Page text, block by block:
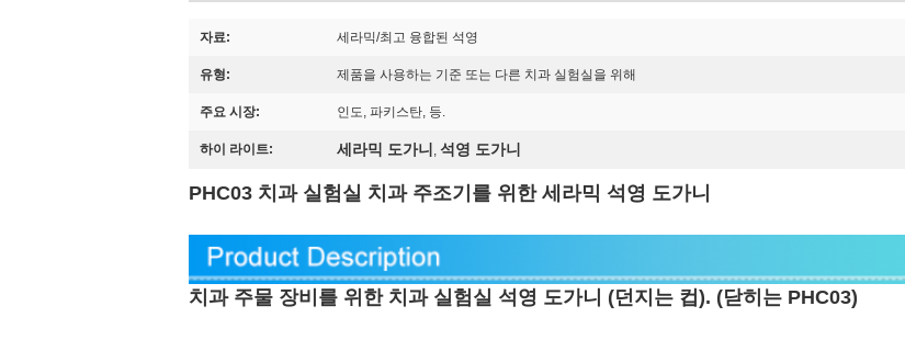
자료: 세라믹/최고 융합된 석영
유형: 제품을 사용하는 기준 또는 다른 치과 실험실을 위해
주요 시장: 인도, 파키스탄, 등.
하이 라이트: 세라믹 도가니 , 석영 도가니
PHC03 치과 실험실 치과 주조기를 위한 세라믹 석영 도가니
치과 주물 장비를 위한 치과 실험실 석영 도가니 (던지는 컵). (닫히는 PHC03)